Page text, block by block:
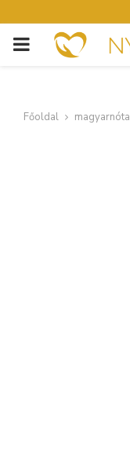
PRIMARY
Főoldal magyarnóta